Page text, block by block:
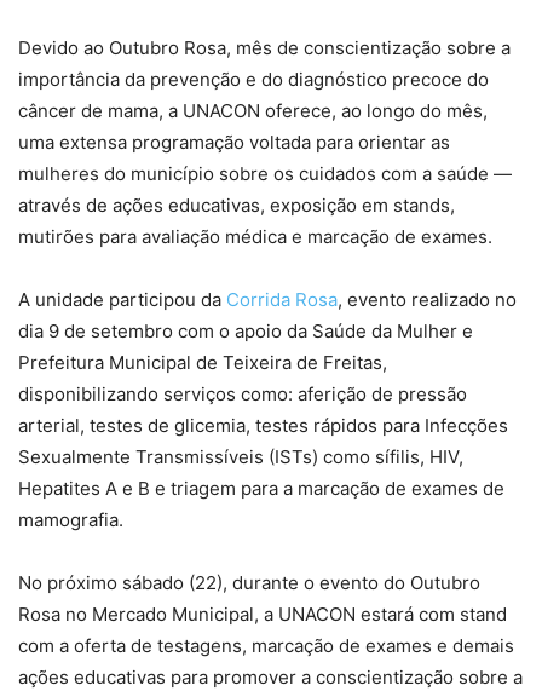
Devido ao Outubro Rosa, mês de conscientização sobre a
importância da prevenção e do diagnóstico precoce do
câncer de mama, a UNACON oferece, ao longo do mês,
uma extensa programação voltada para orientar as
mulheres do município sobre os cuidados com a saúde —
através de ações educativas, exposição em stands,
mutirões para avaliação médica e marcação de exames.
A unidade participou da Corrida Rosa, evento realizado no
dia 9 de setembro com o apoio da Saúde da Mulher e
Prefeitura Municipal de Teixeira de Freitas,
disponibilizando serviços como: aferição de pressão
arterial, testes de glicemia, testes rápidos para Infecções
Sexualmente Transmissíveis (ISTs) como sífilis, HIV,
Hepatites A e B e triagem para a marcação de exames de
mamografia.
No próximo sábado (22), durante o evento do Outubro
Rosa no Mercado Municipal, a UNACON estará com stand
com a oferta de testagens, marcação de exames e demais
ações educativas para promover a conscientização sobre a